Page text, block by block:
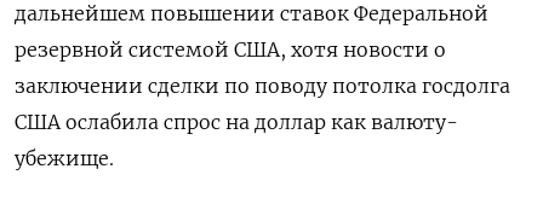
дальнейшем повышении ставок Федеральной
резервной системой США, хотя новости о
заключении сделки по поводу потолка госдолга
США ослабила спрос на доллар как валюту-
убежище.